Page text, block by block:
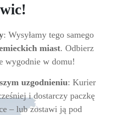
: Wysyłamy tego samego
miast. Odbierz
wygodnie w domu!
uzgodnieniu: Kurier
i dostarczy paczkę
– lub zostawi ją pod